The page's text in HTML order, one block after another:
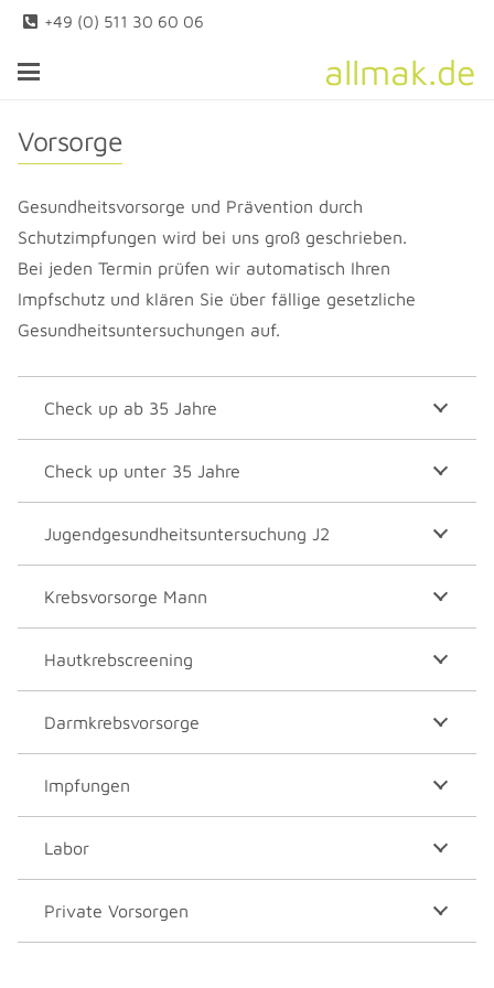
+49 (0) 511 30 60 06
allmak.de
Vorsorge
Gesundheitsvorsorge und Prävention durch
Schutzimpfungen wird bei uns groß geschrieben.
Bei jeden Termin prüfen wir automatisch Ihren
Impfschutz und klären Sie über fällige gesetzliche
Gesundheitsuntersuchungen auf.
Check up ab 35 Jahre
Check up unter 35 Jahre
Jugendgesundheitsuntersuchung J2
Krebsvorsorge Mann
Hautkrebscreening
Darmkrebsvorsorge
Impfungen
Labor
Private Vorsorgen